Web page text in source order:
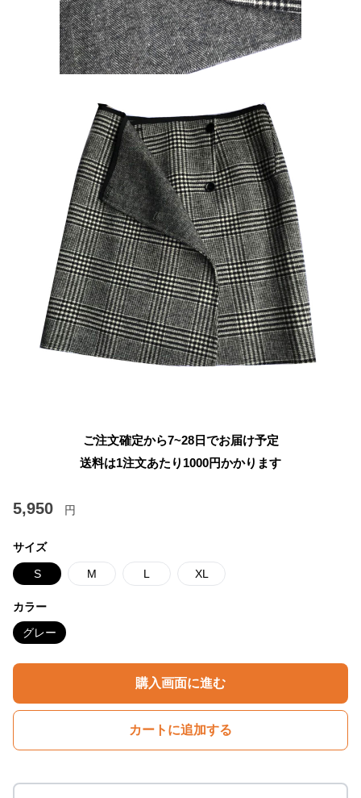
ご注文確定から7~28日でお届け予定
送料は1注文あたり 1000円かかります
5,950 円
サイズ
S M L XL
カラー
グレー
購入画面に進む
カートに追加する